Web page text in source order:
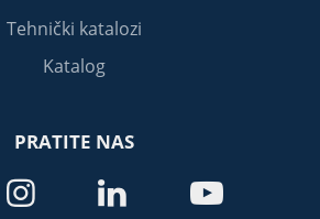
Tehnički katalozi
Katalog
PRATITE NAS
  